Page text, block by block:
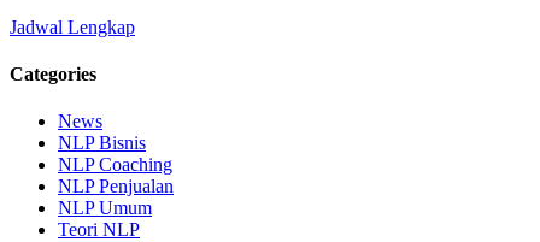
Jadwal Lengkap
Categories
News
NLP Bisnis
NLP Coaching
NLP Penjualan
NLP Umum
Teori NLP